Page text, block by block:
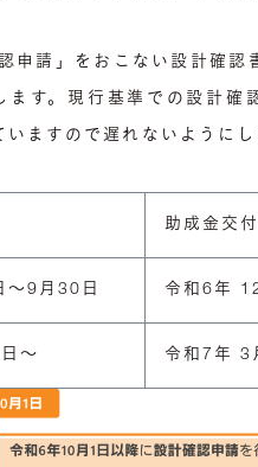
申請」をおこない設計確認
す。現行基準での設計確
ますので遅れないようにし
助成金交
～9月30日 令和6年
～ 令和7年 3